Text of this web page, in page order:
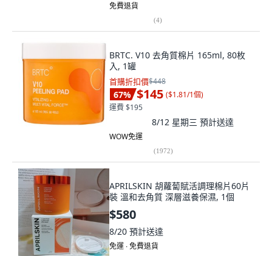
免費退貨
(4)
BRTC. V10 去角質棉片 165ml, 80枚
入, 1罐
首購折扣價$448
67% $145 ($1.81/1個)
運費 $195
8/12 星期三 預計送達
WOW免運
(1972)
APRILSKIN 胡蘿蔔賦活調理棉片60片
裝 溫和去角質 深層滋養保濕, 1個
$580
8/20 預計送達
免運 ∙ 免費退貨